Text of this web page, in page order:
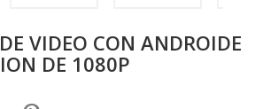
VIDEO CON ANDROIDE
DE 1080P